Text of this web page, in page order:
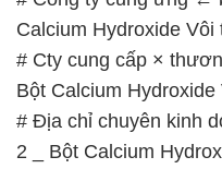
Calcium Hydroxide
# Cty cung cấp ×
Bột Calcium
# Địa chỉ chuyên kinh
2 _ Bột Calcium